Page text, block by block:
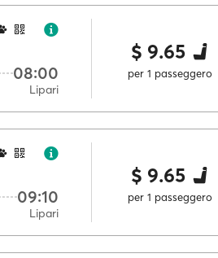
08:00
Lipari
$ 9.65
per 1 passeggero
09:10
Lipari
$ 9.65
per 1 passeggero